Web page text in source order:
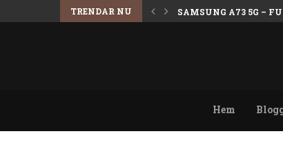
TRENDAR NU SAMSUNG A73 5G –
Hem